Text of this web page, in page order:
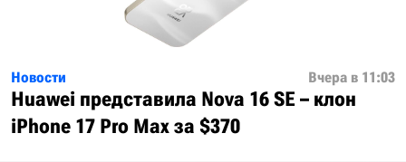
Новости Вчера в 11:03
Huawei представила Nova 16 SE – клон
iPhone 17 Pro Max за $370